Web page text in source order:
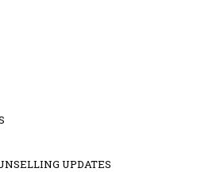
UPDATES